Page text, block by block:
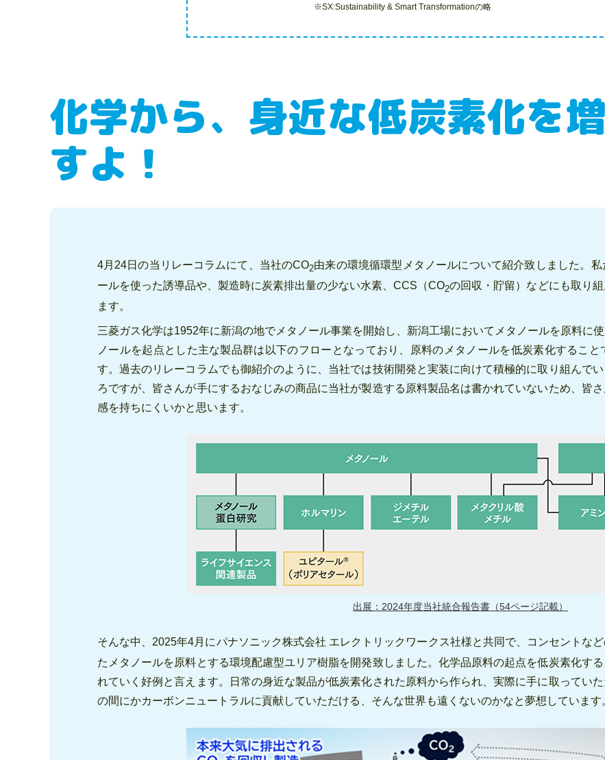
SX:Sustainability & Smart Transformationの略
化学から、身近な低炭素化を
すよ！
4月24日の当リレーコラムにて、当社のCO2由来の環境循環型メタノールについて紹介致しました。
ールを使った誘導品や、製造時に炭素排出量の少ない水素、CCS（CO2の回収・貯留）などにも取り
ます。
三菱ガス化学は1952年に新潟の地でメタノール事業を開始し、新潟工場においてメタノールを原料に
ノールを起点とした主な製品群は以下のフローとなっており、原料のメタノールを低炭素化するこ
す。過去のリレーコラムでも御紹介のように、当社では技術開発と実装に向けて積極的に取り組んで
ろですが、皆さんが手にするおなじみの商品に当社が製造する原料製品名は書かれていないため、皆
感を持ちにくいかと思います。
出展：2024年度当社統合報告書（54ページ記載）
そんな中、2025年4月にパナソニック株式会社 エレクトリックワークス社様と共同で、コンセントな
たメタノールを原料とする環境配慮型ユリア樹脂を開発致しました。化学品原料の起点を低炭素化す
れていく好例と言えます。日常の身近な製品が低炭素化された原料から作られ、実際に手に取ってい
の間にかカーボンニュートラルに貢献していただける、そんな世界も遠くないのかなと夢想しています